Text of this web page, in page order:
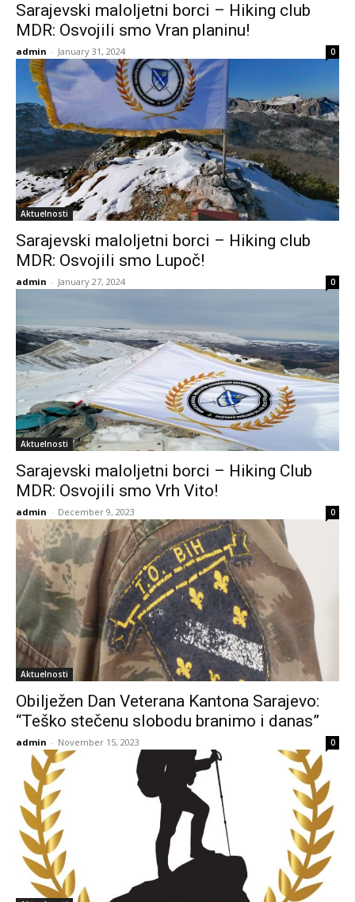
Sarajevski maloljetni borci – Hiking club
MDR: Osvojili smo Vran planinu!
admin - January 31, 2024 0
Aktuelnosti
Sarajevski maloljetni borci – Hiking club
MDR: Osvojili smo Lupoč!
admin - January 27, 2024 0
Aktuelnosti
Sarajevski maloljetni borci – Hiking Club
MDR: Osvojili smo Vrh Vito!
admin - December 9, 2023 0
Aktuelnosti
Obilježen Dan Veterana Kantona Sarajevo:
“Teško stečenu slobodu branimo i danas”
admin - November 15, 2023 0